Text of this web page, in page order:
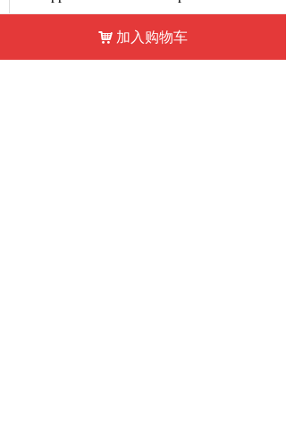
낙 加入购物车
DO Supplement-Ade/-His/-Leu/-Trp
낙 加入购物车
끅 너